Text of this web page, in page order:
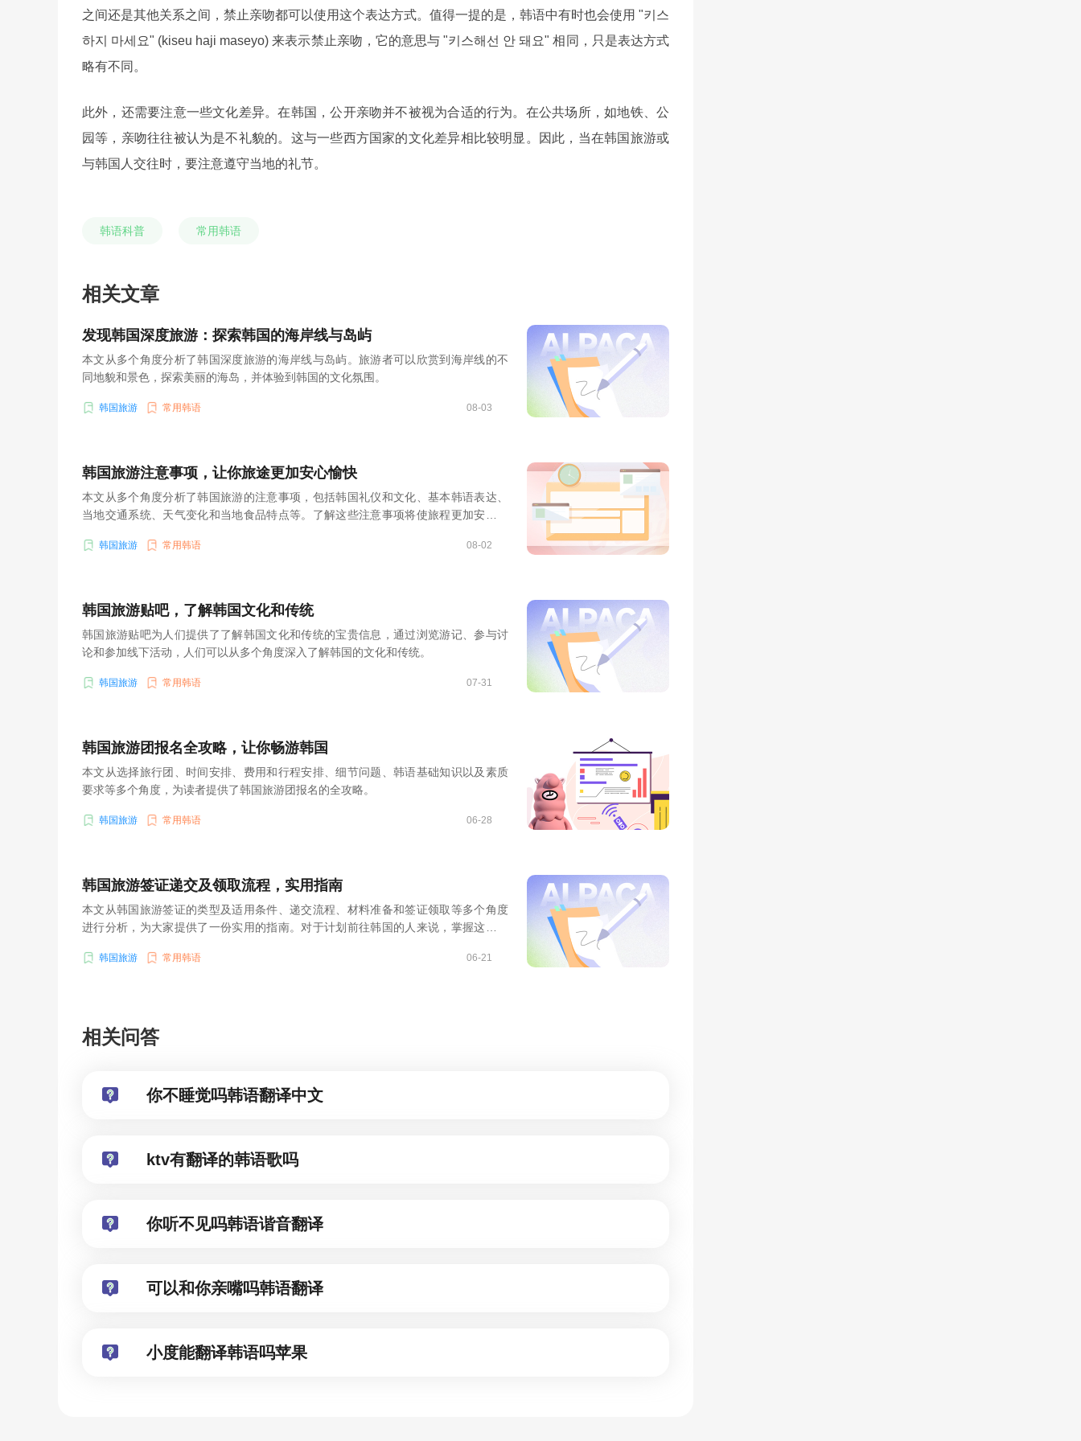
之间还是其他关系之间，禁止亲吻都可以使用这个表达方式。值得一提的是，韩语中有时也会使用 "키스
하지 마세요" (kiseu haji maseyo) 来表示禁止亲吻，它的意思与 "키스해선 안 돼요" 相同，只是表达方式
略有不同。
此外，还需要注意一些文化差异。在韩国，公开亲吻并不被视为合适的行为。在公共场所，如地铁、公
园等，亲吻往往被认为是不礼貌的。这与一些西方国家的文化差异相比较明显。因此，当在韩国旅游或
与韩国人交往时，要注意遵守当地的礼节。
韩语科普 常用韩语
相关文章
发现韩国深度旅游：探索韩国的海岸线与岛屿
本文从多个角度分析了韩国深度旅游的海岸线与岛屿。旅游者可以欣赏到海岸线的不
同地貌和景色，探索美丽的海岛，并体验到韩国的文化氛围。
韩国旅游 常用韩语 08-03
韩国旅游注意事项，让你旅途更加安心愉快
本文从多个角度分析了韩国旅游的注意事项，包括韩国礼仪和文化、基本韩语表达、
当地交通系统、天气变化和当地食品特点等。了解这些注意事项将使旅程更加安心愉
韩国旅游 常用韩语 08-02
韩国旅游贴吧，了解韩国文化和传统
韩国旅游贴吧为人们提供了了解韩国文化和传统的宝贵信息，通过浏览游记、参与讨
论和参加线下活动，人们可以从多个角度深入了解韩国的文化和传统。
韩国旅游 常用韩语 07-31
韩国旅游团报名全攻略，让你畅游韩国
本文从选择旅行团、时间安排、费用和行程安排、细节问题、韩语基础知识以及素质
要求等多个角度，为读者提供了韩国旅游团报名的全攻略。
韩国旅游 常用韩语 06-28
韩国旅游签证递交及领取流程，实用指南
本文从韩国旅游签证的类型及适用条件、递交流程、材料准备和签证领取等多个角度
进行分析，为大家提供了一份实用的指南。对于计划前往韩国的人来说，掌握这些信
韩国旅游 常用韩语 06-21
相关问答
你不睡觉吗韩语翻译中文
ktv有翻译的韩语歌吗
你听不见吗韩语谐音翻译
可以和你亲嘴吗韩语翻译
小度能翻译韩语吗苹果